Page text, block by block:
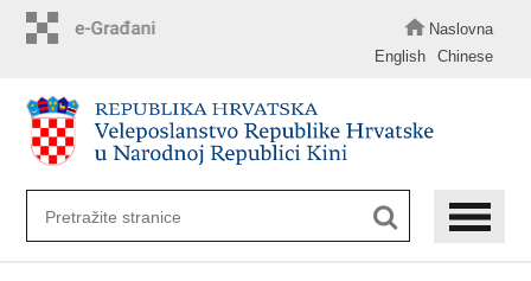
Naslovna
English
Chinese